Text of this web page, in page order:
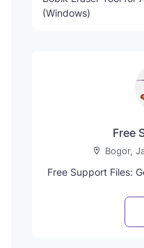
(Windows)
Free
Bogor,
Free Support Files: